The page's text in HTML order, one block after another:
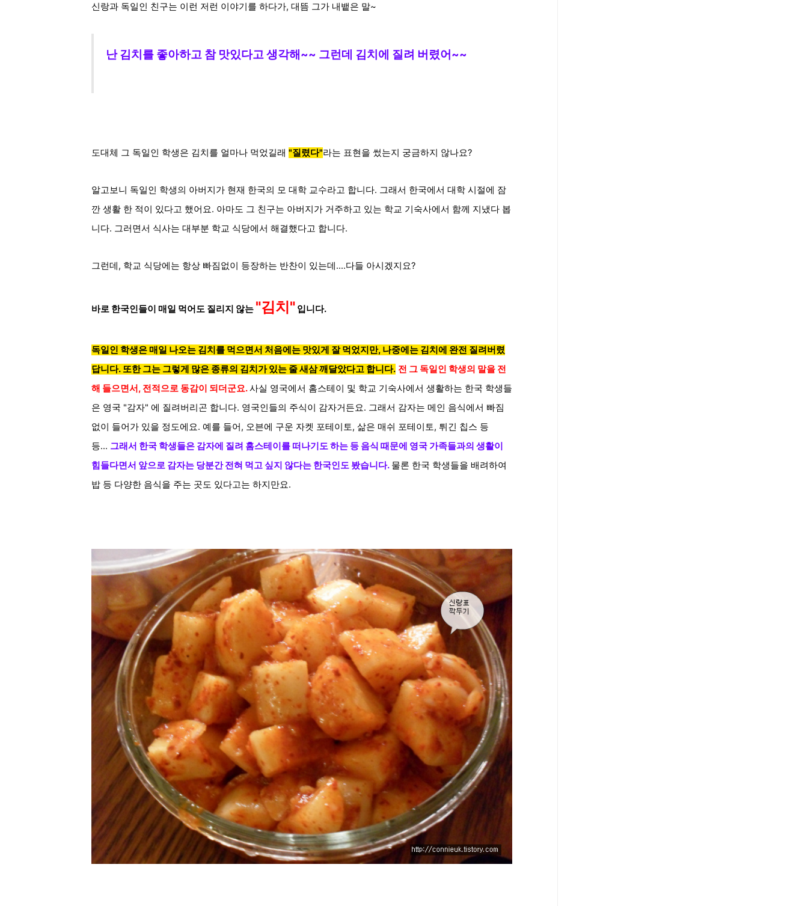
신랑과 독일인 친구는 이런 저런 이야기를 하다가, 대뜸 그가 내뱉은 말~
난 김치를 좋아하고 참 맛있다고 생각해~~ 그런데 김치에 질려 버렸어~~
도대체 그 독일인 학생은 김치를 얼마나 먹었길래 "질렸다"라는 표현을 썼는지 궁금하지 않나요?
알고보니 독일인 학생의 아버지가 현재 한국의 모 대학 교수라고 합니다. 그래서 한국에서 대학 시절에 잠
깐 생활 한 적이 있다고 했어요. 아마도 그 친구는 아버지가 거주하고 있는 학교 기숙사에서 함께 지냈다 봅
니다. 그러면서 식사는 대부분 학교 식당에서 해결했다고 합니다.
그런데, 학교 식당에는 항상 빠짐없이 등장하는 반찬이 있는데....다들 아시겠지요?
바로 한국인들이 매일 먹어도 질리지 않는 "김치" 입니다.
독일인 학생은 매일 나오는 김치를 먹으면서 처음에는 맛있게 잘 먹었지만, 나중에는 김치에 완전 질려버렸
답니다. 또한 그는 그렇게 많은 종류의 김치가 있는 줄 새삼 깨달았다고 합니다. 전 그 독일인 학생의 말을 전
해 들으면서, 전적으로 동감이 되더군요.사실 영국에서 홈스테이 및 학교 기숙사에서 생활하는 한국 학생들
은 영국 "감자" 에 질려버리곤 합니다. 영국인들의 주식이 감자거든요. 그래서 감자는 메인 음식에서 빠짐
없이 들어가 있을 정도에요. 예를 들어, 오븐에 구운 자켓 포테이토, 삶은 매쉬 포테이토, 튀긴 칩스 등
등... 그래서 한국 학생들은 감자에 질려 홈스테이를 떠나기도 하는 등 음식 때문에 영국 가족들과의 생활이
힘들다면서 앞으로 감자는 당분간 전혀 먹고 싶지 않다는 한국인도 봤습니다. 물론 한국 학생들을 배려하여
밥 등 다양한 음식을 주는 곳도 있다고는 하지만요.